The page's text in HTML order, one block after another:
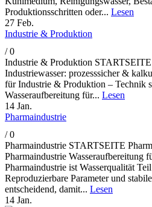
Produktionsschritten oder... Lesen
27 Feb.
Industrie & Produktion
/ 0
Industrie & Produktion
Industriewasser: prozesssicher &
für Industrie & Produktion – Technik
Wasseraufbereitung für... Lesen
14 Jan.
Pharmaindustrie
/ 0
Pharmaindustrie STARTSEITE
Pharmaindustrie Wasseraufbereitung
Pharmaindustrie ist Wasserqualität
Reproduzierbare Parameter und
entscheidend, damit... Lesen
14 Jan.